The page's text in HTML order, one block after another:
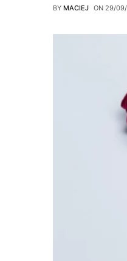
BY MACIEJ ON 29/